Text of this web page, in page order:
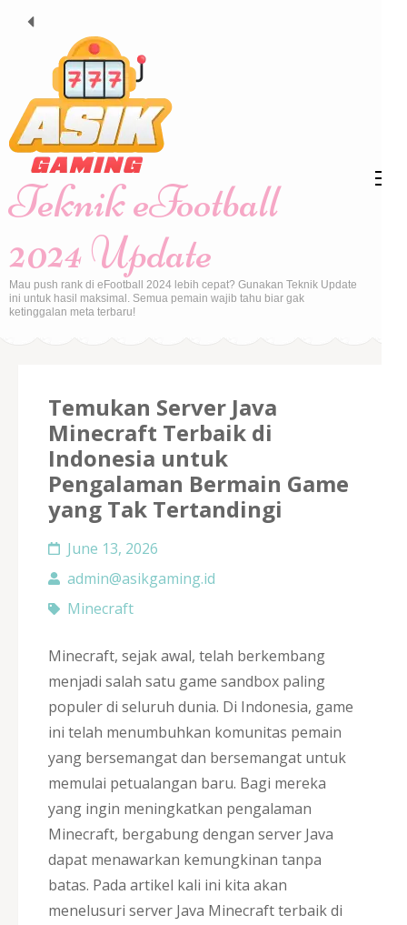
Enter)
Teknik eFootball
2024 Update
Mau push rank di eFootball 2024 lebih cepat? Gunakan Teknik Update
ini untuk hasil maksimal. Semua pemain wajib tahu biar gak
ketinggalan meta terbaru!
Temukan Server Java
Minecraft Terbaik di
Indonesia untuk
Pengalaman Bermain Game
yang Tak Tertandingi
June 13, 2026
admin@asikgaming.id
Minecraft
Minecraft, sejak awal, telah berkembang
menjadi salah satu game sandbox paling
populer di seluruh dunia. Di Indonesia, game
ini telah menumbuhkan komunitas pemain
yang bersemangat dan bersemangat untuk
memulai petualangan baru. Bagi mereka
yang ingin meningkatkan pengalaman
Minecraft, bergabung dengan server Java
dapat menawarkan kemungkinan tanpa
batas. Pada artikel kali ini kita akan
menelusuri server Java Minecraft terbaik di